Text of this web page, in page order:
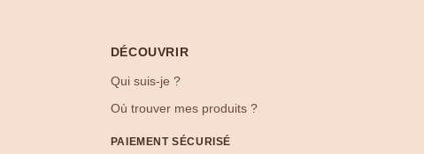
DÉCOUVRIR
Qui suis-je ?
Où trouver mes produits ?
PAIEMENT SÉCURISÉ